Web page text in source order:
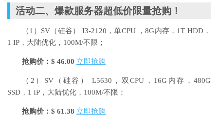
活动二、爆款服务器超低价限量抢购！
（1）SV（硅谷）
I3-2120，单CPU ，8G内存，1T HDD，
1 IP，大陆优化，100M/不限；
抢购价：$ 46.00 立即抢购
（2）SV（硅谷）
L5630，双CPU，16G内存，480G
SSD，1 IP，大陆优化，100M/不限；
抢购价：$ 61.38 立即抢购